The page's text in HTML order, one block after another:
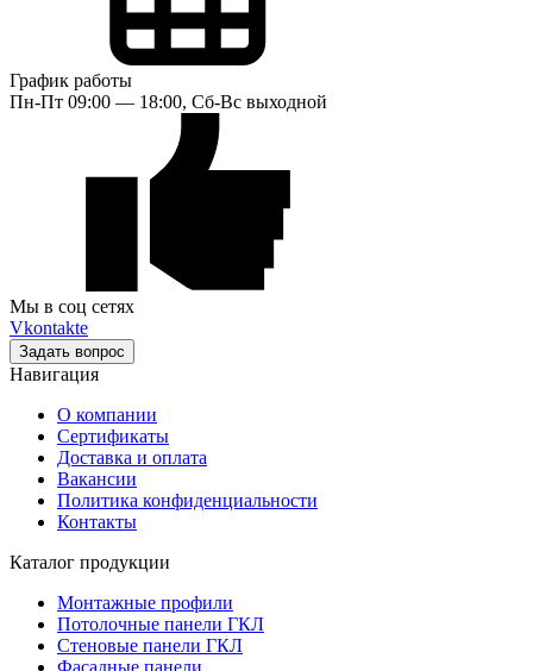
График работы
Пн-Пт 09:00 — 18:00, Сб-Вс выходной
Мы в соц сетях
Vkontakte
Задать вопрос
Навигация
О компании
Сертификаты
Доставка и оплата
Вакансии
Политика конфиденциальности
Контакты
Каталог продукции
Монтажные профили
Потолочные панели ГКЛ
Стеновые панели ГКЛ
Фасадные панели